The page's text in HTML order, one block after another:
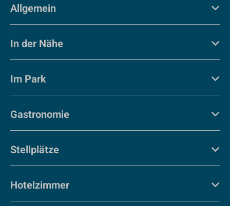
Allgemein
In der Nähe
Im Park
Gastronomie
Stellplätze
Hotelzimmer